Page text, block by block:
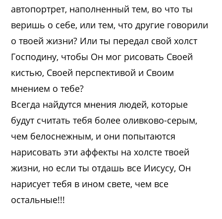
автопортрет, наполненный тем, во что ты
веришь о себе, или тем, что другие говорили
о твоей жизни? Или ты передал свой холст
Господину, чтобы Он мог рисовать Своей
кистью, Своей перспективой и Своим
мнением о тебе?
Всегда найдутся мнения людей, которые
будут считать тебя более оливково-серым,
чем белоснежным, и они попытаются
нарисовать эти аффекты на холсте твоей
жизни, но если ты отдашь все Иисусу, Он
нарисует тебя в ином свете, чем все
остальные!!!